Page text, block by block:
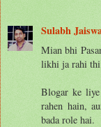
Sulabh
Mian bhi
likhi ja rahi
Blogar ke liye
rahen hain,
bada role hai.